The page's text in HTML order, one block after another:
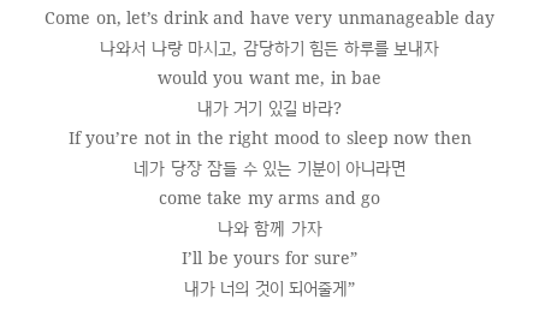
Come on, let’s drink and have very unmanageable day
나와서 나랑 마시고, 감당하기 힘든 하루를 보내자
would you want me, in bae
내가 거기 있길 바라?
If you’re not in the right mood to sleep now then
네가 당장 잠들 수 있는 기분이 아니라면
come take my arms and go
나와 함께 가자
I’ll be yours for sure”
내가 너의 것이 되어줄게”